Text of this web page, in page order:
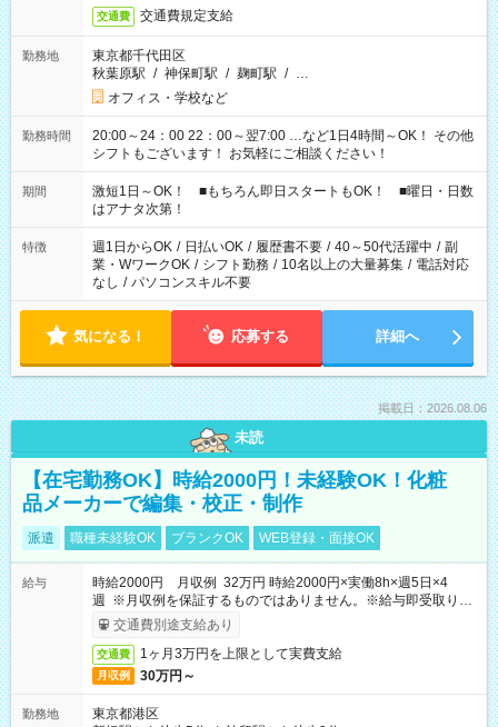
交通費 交通費規定支給
勤務地
東京都千代田区
秋葉原駅 / 神保町駅 / 麹町駅 / …
オフィス・学校など
勤務時間
20:00～24：00 22：00～翌7:00 …など1日4時間～OK！ その他
シフトもございます！ お気軽にご相談ください！
期間
激短1日～OK！ ■もちろん即日スタートもOK！ ■曜日・日数
はアナタ次第！
特徴 週1日からOK / 日払いOK / 履歴書不要 / 40～50代活躍中 / 副
業・WワークOK / シフト勤務 / 10名以上の大量募集 / 電話対応
なし / パソコンスキル不要
気になる！ 応募する 詳細へ
掲載日：2026.08.06
未読
【在宅勤務OK】時給2000円！未経験OK！化粧
品メーカーで編集・校正・制作
派遣 職種未経験OK ブランクOK WEB登録・面接OK
給与
時給2000円 月収例 32万円 時給2000円×実働8h×週5日×4
週 ※月収例を保証するものではありません。※給与即受取りサ
ービス利用可（利用条件有）
交通費別途支給あり
交通費 1ヶ月3万円を上限として実費支給
月収例 30万円～
勤務地
東京都港区